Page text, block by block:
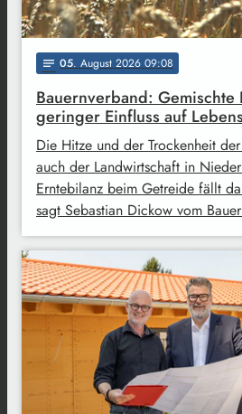
notes 05. August 2026 09:08
Bauernverband:
geringer Einfluss auf
Die Hitze und der Trockenheit
auch der Landwirtschaft in
Erntebilanz beim Getreide fällt
sagt Sebastian Dickow vom